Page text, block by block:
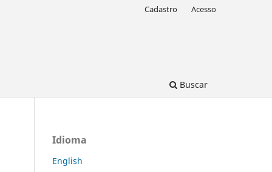
Buscar
Cadastro Acesso
Idioma
English